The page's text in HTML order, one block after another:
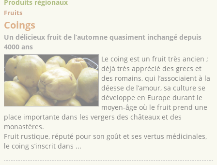
Produits régionaux
Fruits
Coings
Un délicieux fruit de l’automne quasiment inchangé depuis
4000 ans
Le coing est un fruit très ancien ;
déjà très apprécié des grecs et
des romains, qui l’associaient à la
déesse de l’amour, sa culture se
développe en Europe durant le
moyen-âge où le fruit prend une
place importante dans les vergers des châteaux et des
monastères.
Fruit rustique, réputé pour son goût et ses vertus médicinales,
le coing s’inscrit dans ...